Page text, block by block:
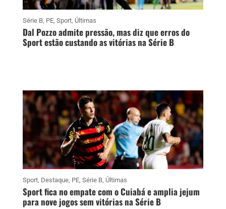
Série B, PE, Sport, Últimas
Dal Pozzo admite pressão, mas diz que erros do
Sport estão custando as vitórias na Série B
Sport, Destaque, PE, Série B, Últimas
Sport fica no empate com o Cuiabá e amplia jejum
para nove jogos sem vitórias na Série B